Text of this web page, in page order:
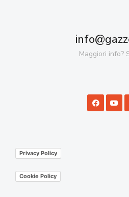
Maggiori info?
Privacy Policy
Cookie Policy